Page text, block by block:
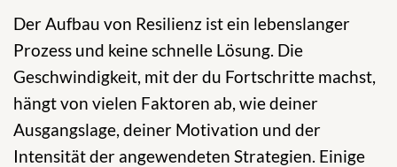
Der Aufbau von Resilienz ist ein lebenslanger
Prozess und keine schnelle Lösung. Die
Geschwindigkeit, mit der du Fortschritte machst,
hängt von vielen Faktoren ab, wie deiner
Ausgangslage, deiner Motivation und der
Intensität der angewendeten Strategien. Einige